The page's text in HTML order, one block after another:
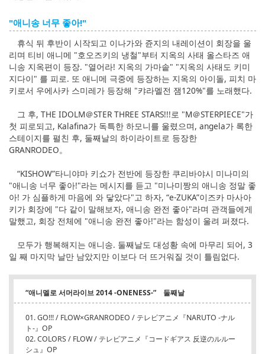
"애니송 너무 좋아!"
휴식 뒤 후반이 시작되고 이나가와 쥰지의 내레이션이 회장을 울
리며 티비 애니메 "호오즈키의 냉철"부터 지옥의 사태 올스타즈 애
니송 지옥편이 등장. "열어라! 지옥의 가마솥" "지옥의 사태도 키미
지다이" 를 피로. 또 애니메 극중에 등장하는 지옥의 아이돌, 피치 마
키로서 우에사카 스미레가 등장해 "캬라멜전 잼120%"를 노래했다.
그 후, THE IDOLM＠STER THREE STARS!!!로 "M＠STERPIECE"가
첫 피로되고, Kalafina가 독특한 하모니를 울렸으며, angela가 록한
스테이지를 펼친 후, 둘째날의 하이라이트로 등장한
GRANRODEO。
“KISHOW”타니야마 키쇼가 전반에 등장한 쿠리바야시 미나미의
"애니송 너무 좋아!"라는 메시지를 듣고 "미나미짱의 애니송 정말 좋
아! 가 심플하게 마음에 와 닿았다"고 하자, “e-ZUKA”이즈카 마사아
키가 회장에 "다 같이 말해보자, 애니송 완전 좋아"라며 관객들에게
말했고, 회장 전체에 "애니송 완전 좋아!"라는 함성이 울려 퍼졌다.
모두가 행복해지는 애니송. 둘째날도 대성황 속에 마무리 되어, 3
일 째 마지막 날만 남았지만 이보다 더 뜨거워질 것이 틀림없다.
“애니멜로 서머라이브 2014 -ONENESS-” 둘째날
01. GO!!! / FLOW×GRANRODEO / テレビアニメ『NARUTO -ナル
ト-』OP
02. COLORS / FLOW / テレビアニメ『コードギアス 反逆のルルー
シュ』OP